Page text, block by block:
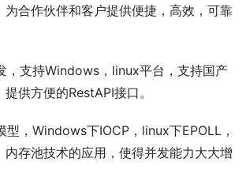
为合作伙伴和客户提供便捷，高效，可靠
，支持Windows，linux平台，支持国产
供方便的RestAPI接口。
型，Windows下IOCP，linux下EPOLL，
内存池技术的应用，使得并发能力大大增